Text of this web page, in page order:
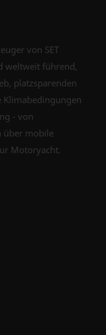
von SET
weltweit führend,
platzsparenden
Klimabedingungen
- von
über mobile
Motoryacht.